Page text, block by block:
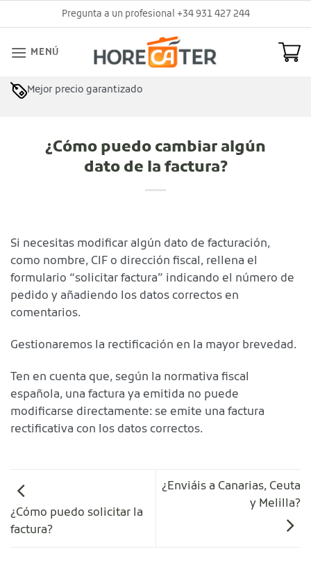
al
Pregunta a un profesional +34 931 427 244
MENÚ
Mejor precio garantizado
¿Cómo puedo cambiar algún
dato de la factura?
Si necesitas modificar algún dato de facturación,
como nombre, CIF o dirección fiscal, rellena el
formulario “solicitar factura” indicando el número de
pedido y añadiendo los datos correctos en
comentarios.
Gestionaremos la rectificación en la mayor brevedad.
Ten en cuenta que, según la normativa fiscal
española, una factura ya emitida no puede
modificarse directamente: se emite una factura
rectificativa con los datos correctos.
¿Cómo puedo solicitar la
factura?
¿Enviáis a Canarias, Ceuta
y Melilla?